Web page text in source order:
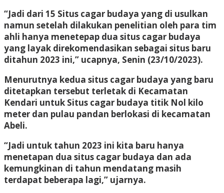
“Jadi dari 15 Situs cagar budaya yang di usulkan
namun setelah dilakukan penelitian oleh para tim
ahli hanya menetepap dua situs cagar budaya
yang layak direkomendasikan sebagai situs baru
ditahun 2023 ini,” ucapnya, Senin (23/10/2023).
Menurutnya kedua situs cagar budaya yang baru
ditetapkan tersebut terletak di Kecamatan
Kendari untuk Situs cagar budaya titik Nol kilo
meter dan pulau pandan berlokasi di kecamatan
Abeli.
“Jadi untuk tahun 2023 ini kita baru hanya
menetapan dua situs cagar budaya dan ada
kemungkinan di tahun mendatang masih
terdapat beberapa lagi,” ujarnya.